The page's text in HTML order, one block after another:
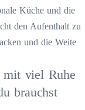
Küche und die
den Aufenthalt zu
und die Weite
mit viel Ruhe
brauchst